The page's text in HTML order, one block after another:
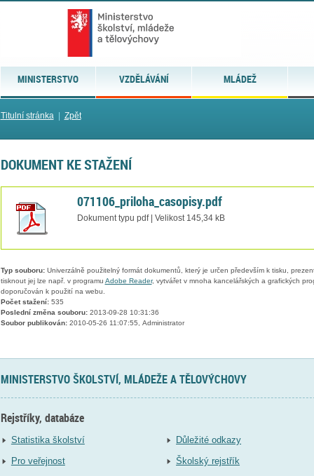
MINISTERSTVO VZDĚLÁVÁNÍ MLÁDEŽ
Titulní stránka| Zpět
DOKUMENT KE STAŽENÍ
071106_priloha_casopisy.pdf
Dokument typu pdf | Velikost 145,34 kB
Typ souboru:Univerzálně použitelný formát dokumentů, který je určen především k tisku,
tisknout jej lze např. v programu Adobe Reader, vytvářet v mnoha kancelářských a grafických
doporučován k použití na webu.
Počet stažení:535
Poslední změna souboru:2013-09-28 10:31:36
Soubor publikován:2010-05-26 11:07:55, Administrator
MINISTERSTVO ŠKOLSTVÍ, MLÁDEŽE A TĚLOVÝCHOVY
Rejstříky, databáze
Statistika školství
Pro veřejnost
Důležité odkazy
Školský rejstřík